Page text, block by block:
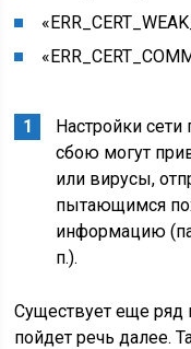
Настройки
сбою могут
или вирусы,
пытающимся
информацию
п.).
Существует еще ряд
пойдет речь далее.